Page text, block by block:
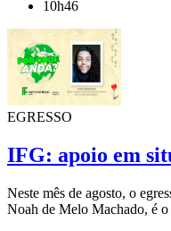
10h46
EGRESSO
IFG: apoio em
Neste mês de agosto, o
Noah de Melo Machado, é